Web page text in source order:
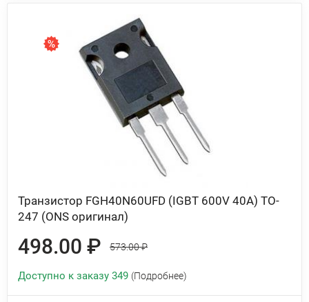
Транзистор FGH40N60UFD (IGBT 600V 40A) TO-
247 (ONS оригинал)
498.00 ₽ 573.00 ₽
Доступно к заказу 349 (Подробнее)